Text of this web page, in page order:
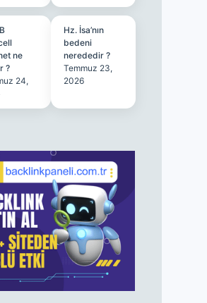
ne
?
24,
Hz. İsa’nın
bedeni
nerededir ?
Temmuz 23,
2026